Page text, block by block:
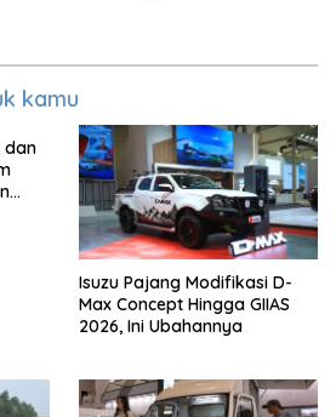
kamu
dan
Isuzu Pajang Modifikasi D-
Max Concept Hingga GIIAS
2026, Ini Ubahannya